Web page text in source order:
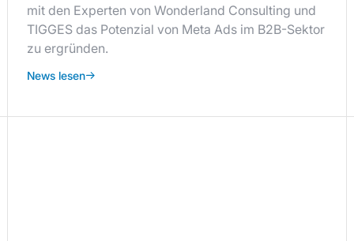
mit den Experten von Wonderland Consulting und
TIGGES das Potenzial von Meta Ads im B2B-Sektor
zu ergründen.
News lesen